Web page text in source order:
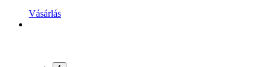
Vásárlás